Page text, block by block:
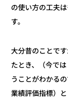
の使い方の工夫
す。
大分昔のことで
たとき、（今で
うことがわかる
業績評価指標）